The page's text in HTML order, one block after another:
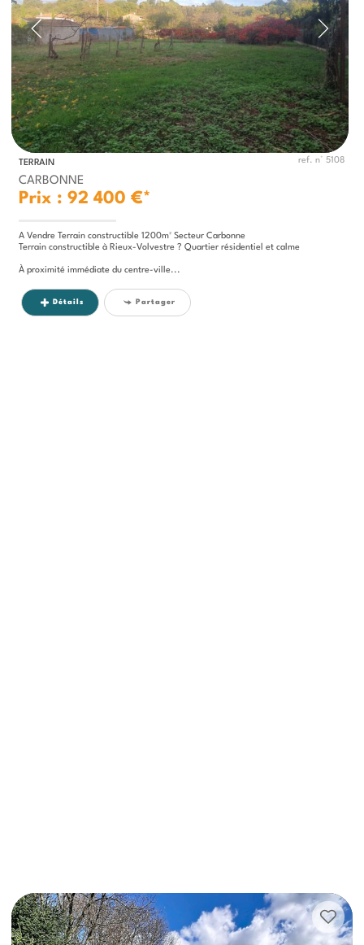
TERRAIN ref. n° 5108
CARBONNE
Prix : 92 400 €*
A Vendre Terrain constructible 1200m² Secteur Carbonne
Terrain constructible à Rieux-Volvestre ? Quartier résidentiel et calme
À proximité immédiate du centre-ville...
Détails Partager